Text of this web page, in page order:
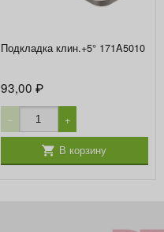
Подкладка клин.+5° 171A5010
93,00 ₽
− +
В корзину